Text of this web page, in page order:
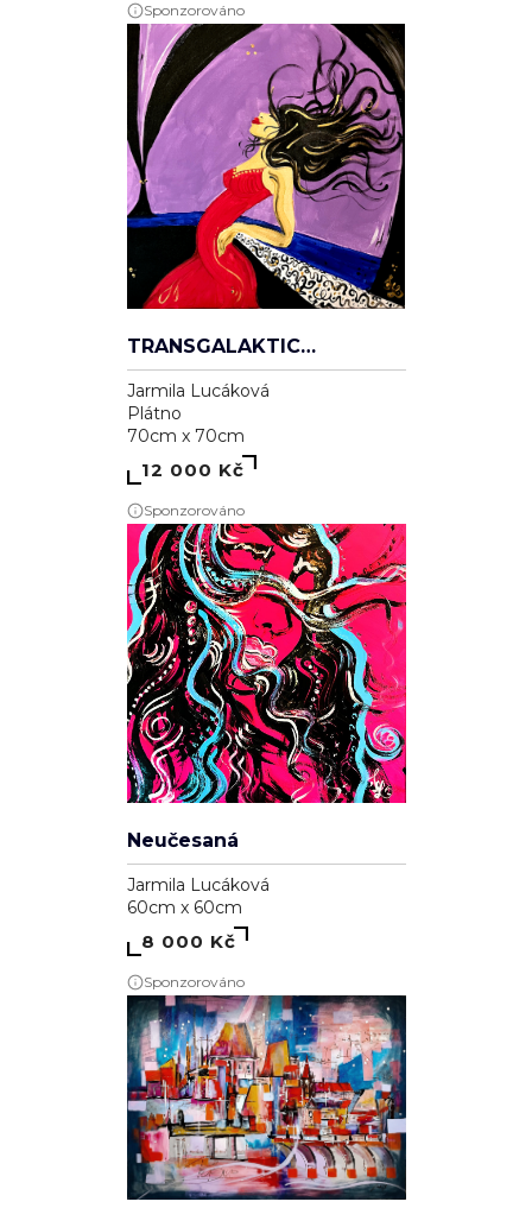
Sponzorováno
TRANSGALAKTICKÁ
Jarmila Lucáková
Plátno
70cm x 70cm
12 000 Kč
Sponzorováno
Neučesaná
Jarmila Lucáková
60cm x 60cm
8 000 Kč
Sponzorováno